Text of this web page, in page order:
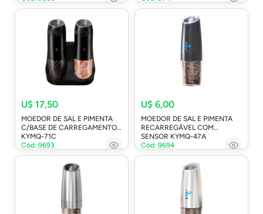
U$ 17,50
MOEDOR DE SAL E PIMENTA
C/BASE DE CARREGAMENTO
KYMQ-71C
Cód: 9693
U$ 6,00
MOEDOR DE SAL E PIMENTA
RECARREGÁVEL COM
SENSOR KYMQ-47A
Cód: 9694